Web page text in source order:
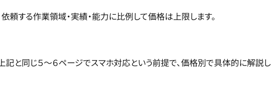
頼する作業領域・実績・能力に比例して価格は上限します。
記と同じ５〜６ページでスマホ対応という前提で、価格別で具体的に解説し